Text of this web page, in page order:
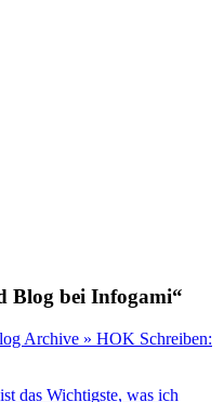
Blog bei Infogami“
Archive » HOK Schreiben:
das Wichtigste, was ich